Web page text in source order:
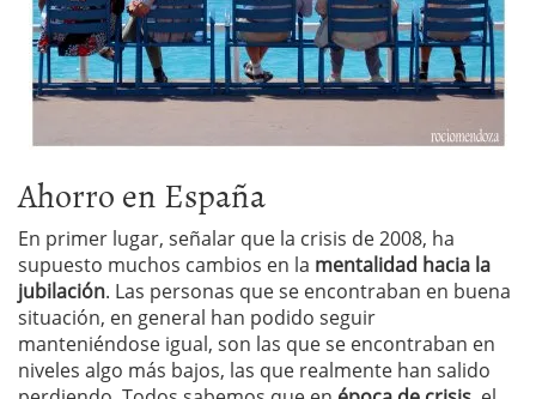
Ahorro en España
En primer lugar, señalar que la crisis de 2008, ha
supuesto muchos cambios en la mentalidad hacia la
jubilación. Las personas que se encontraban en buena
situación, en general han podido seguir
manteniéndose igual, son las que se encontraban en
niveles algo más bajos, las que realmente han salido